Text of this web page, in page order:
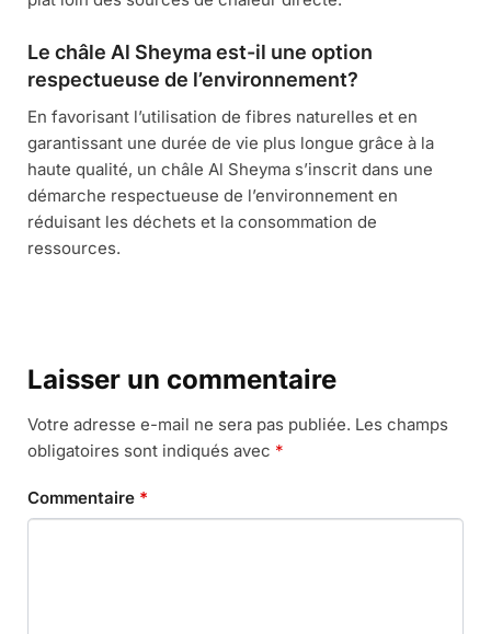
Le châle Al Sheyma est-il une option
respectueuse de l’environnement?
En favorisant l’utilisation de fibres naturelles et en
garantissant une durée de vie plus longue grâce à la
haute qualité, un châle Al Sheyma s’inscrit dans une
démarche respectueuse de l’environnement en
réduisant les déchets et la consommation de
ressources.
Laisser un commentaire
Votre adresse e-mail ne sera pas publiée. Les champs
obligatoires sont indiqués avec *
Commentaire *